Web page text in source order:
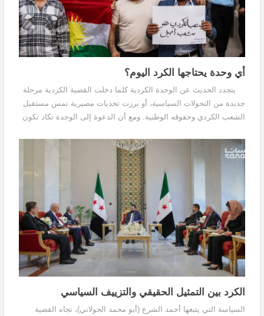
أي وحدة يحتاجها الكرد اليوم؟
يتجدد الحديث عن الوحدة الكردية كلما دخلت القضية الكردية مرحلة
جديدة من التحولات السياسية، أو برزت تحديات مصيرية تمس مستقبل
الشعب الكردي وحقوقه الوطنية. ومع أن الدعوة إلى الوحدة تكاد تكون
الكرد بين التمثيل الحقيقي والتزييف السياسي
السياسة التي يتبعها أحمد الشرع (أبو محمد الجولاني)، تجاه القضية